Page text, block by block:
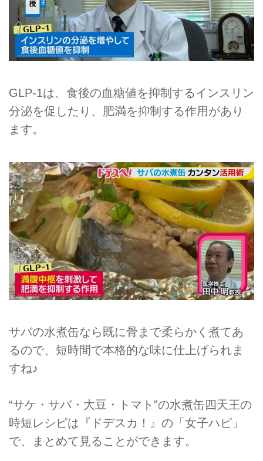
GLP-1は、食後の血糖値を抑制するインスリン
分泌を促したり、肥満を抑制する作用があり
ます。
サバの水煮缶なら既に骨まで柔らかく煮てあ
るので、短時間で本格的な味に仕上げられま
すね♪
“サケ・サバ・大豆・トマト”の水煮缶四天王の
時短レシピは『ドデスカ！』の「女子ハピ」
で、まとめて見ることができます。